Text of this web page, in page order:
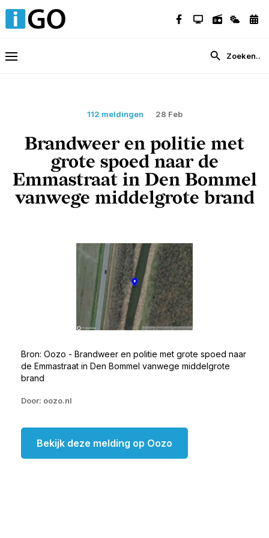
112 meldingen 28 Feb
Brandweer en politie met
grote spoed naar de
Emmastraat in Den Bommel
vanwege middelgrote brand
Bron: Oozo - Brandweer en politie met grote spoed naar
de Emmastraat in Den Bommel vanwege middelgrote
brand
Door: oozo.nl
Bekijk deze melding op Oozo